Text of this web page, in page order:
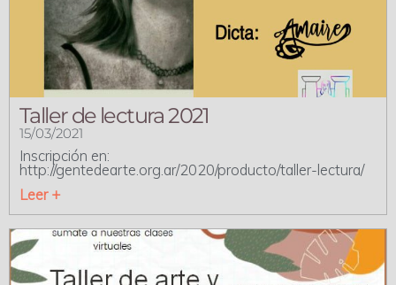
Taller de lectura 2021
15/03/2021
Inscripción en:
http://gentedearte.org.ar/2020/producto/taller-lectura/
Leer +